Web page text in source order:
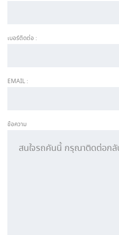
เบอร์ติดต่อ :
EMAIL :
ข้อความ